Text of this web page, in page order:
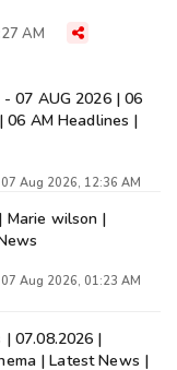
AM
- 07 AUG 2026 | 06
AM Headlines |
07 Aug 2026, 12:36 AM
Marie wilson |
07 Aug 2026, 01:23 AM
| 07.08.2026 |
| Latest News |